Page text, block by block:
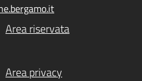
Area riservata
Area privacy